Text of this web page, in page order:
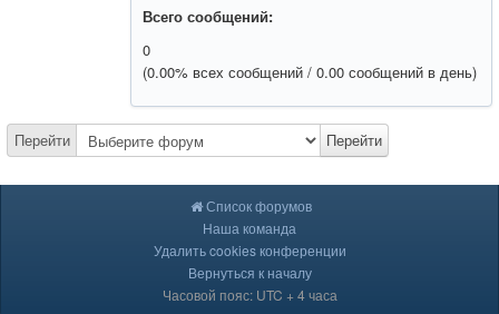
Всего сообщений:
0
(0.00% всех сообщений / 0.00 сообщений в день)
Перейти Перейти
Список форумов
Наша команда
Удалить cookies конференции
Вернуться к началу
Часовой пояс: UTC + 4 часа